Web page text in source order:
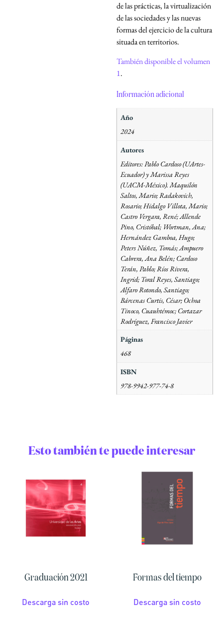
de las prácticas, la virtualización
de las sociedades y las nuevas
formas del ejercicio de la cultura
situada en territorios.
También disponible el volumen
1.
Información adicional
Año
2024
Autores
Editores: Pablo Cardoso (UArtes-
Ecuador) y Marissa Reyes
(UACM-México). Maquilón
Saltos, Mario; Radakovich,
Rosario; Hidalgo Villota, Mario;
Castro Vergara, René; Allende
Pino, Cristóbal; Wortman, Ana;
Hernández Gamboa, Hugo;
Peters Núñez, Tomás; Ampuero
Cabrera, Ana Belén; Cardoso
Terán, Pablo; Ríos Rivera,
Ingrid; Toral Reyes, Santiago;
Alfaro Rotondo, Santiago;
Bárcenas Curtis, César; Ochoa
Tinoco, Cuauhtémoc; Cortazar
Rodríguez, Francisco Javier
Páginas
468
ISBN
978-9942-977-74-8
Esto también te puede interesar
Graduación 2021
Descarga sin costo
Formas del tiempo
Descarga sin costo